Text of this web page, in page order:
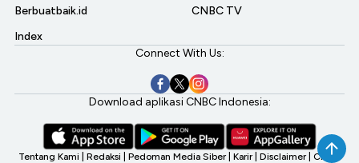
Berbuatbaik.id
Index
CNBC TV
Connect With Us:
Download aplikasi CNBC Indonesia:
Tentang Kami Redaksi Pedoman Media Siber Karir Disclaimer CNBC